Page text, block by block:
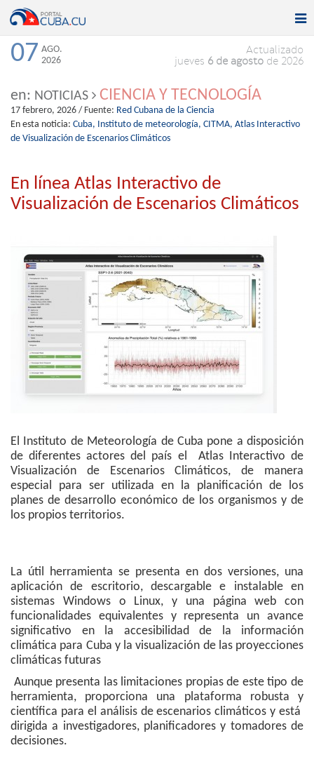

07 AGO.
2026
Actualizado
jueves 6 de agosto de 2026
en: NOTICIAS CIENCIA Y TECNOLOGÍA
17 febrero, 2026 / Fuente: Red Cubana de la Ciencia
En esta noticia: Cuba, Instituto de meteorología, CITMA, Atlas Interactivo
de Visualización de Escenarios Climáticos
En línea Atlas Interactivo de
Visualización de Escenarios Climáticos
El Instituto de Meteorología de Cuba pone a disposición
de diferentes actores del país el Atlas Interactivo de
Visualización de Escenarios Climáticos, de manera
especial para ser utilizada en la planificación de los
planes de desarrollo económico de los organismos y de
los propios territorios.
La útil herramienta se presenta en dos versiones, una
aplicación de escritorio, descargable e instalable en
sistemas Windows o Linux, y una página web con
funcionalidades equivalentes y representa un avance
significativo en la accesibilidad de la información
climática para Cuba y la visualización de las proyecciones
climáticas futuras
Aunque presenta las limitaciones propias de este tipo de
herramienta, proporciona una plataforma robusta y
científica para el análisis de escenarios climáticos y está
dirigida a investigadores, planificadores y tomadores de
decisiones.